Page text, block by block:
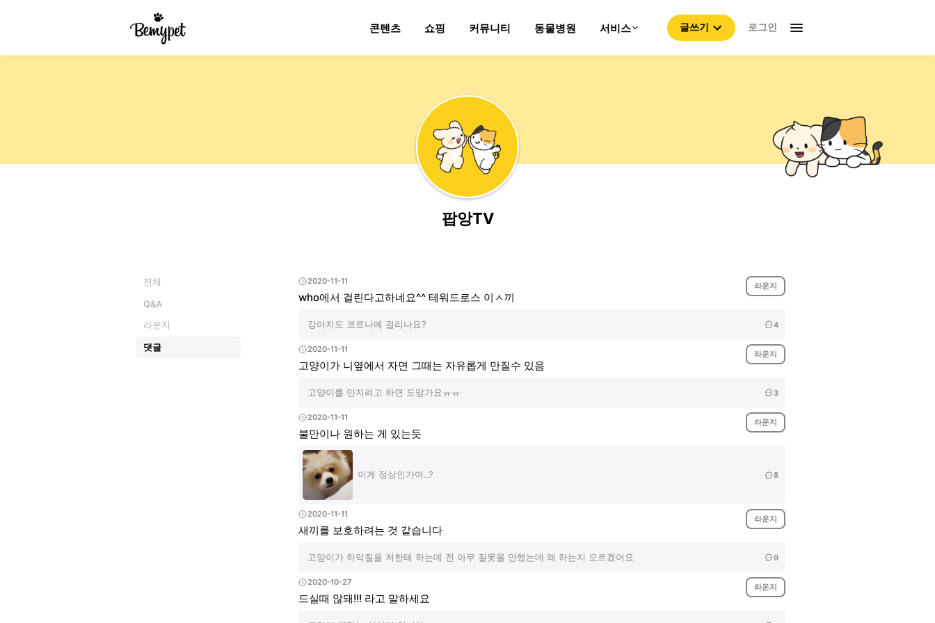
콘텐츠 쇼핑 커뮤니티 동물병원 서비스 글쓰기 로그인
팝앙TV
전체
Q&A
라운지
댓글
2020-11-11 라운지
who에서 걸린다고하네요^^ 테워드로스 이ㅅ끼
강아지도 코로나에 걸리나요? 4
2020-11-11 라운지
고양이가 니옆에서 자면 그때는 자유롭게 만질수 있음
고양이를 만지려고 하면 도망가요ㅠㅠ 3
2020-11-11 라운지
불만이나 원하는 게 있는듯
이게 정상인가여..? 8
2020-11-11 라운지
새끼를 보호하려는 것 같습니다
고양이가 하악질을 저한테 하는데 전 아무 질못을 안했는데 왜 하는지 모르겠어요 9
2020-10-27 라운지
드실때 않돼!!! 라고 말하세요